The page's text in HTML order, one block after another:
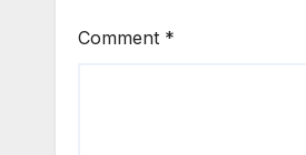
Comment *